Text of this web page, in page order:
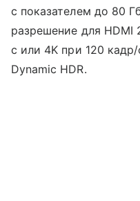
с показателем до 80
разрешение для HDMI
с или 4K при 120
Dynamic HDR.